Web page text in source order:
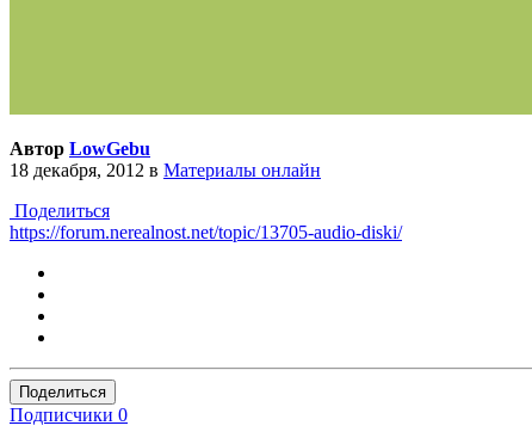
Автор LowGebu
18 декабря, 2012 в Материалы онлайн
Поделиться
https://forum.nerealnost.net/topic/13705-audio-diski/
Поделиться
Подписчики 0